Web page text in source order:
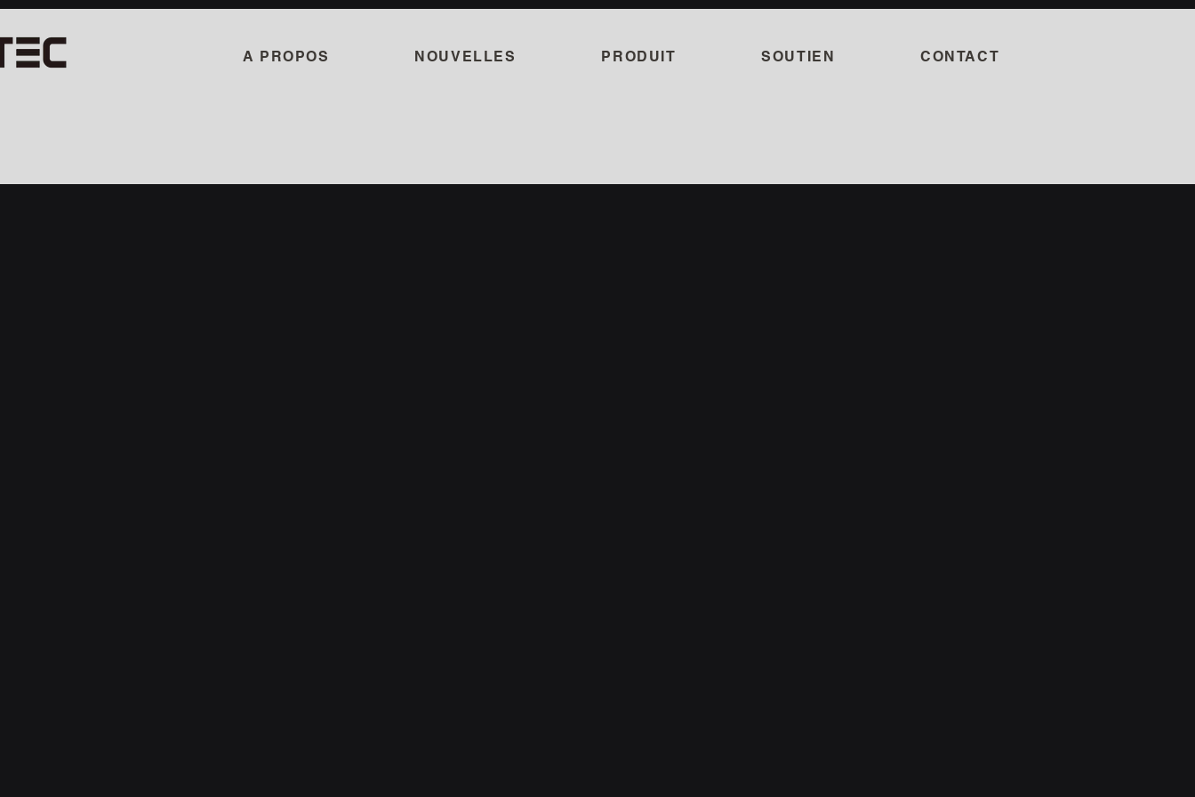
A PROPOS NOUVELLES PRODUIT SOUTIEN CONTACT